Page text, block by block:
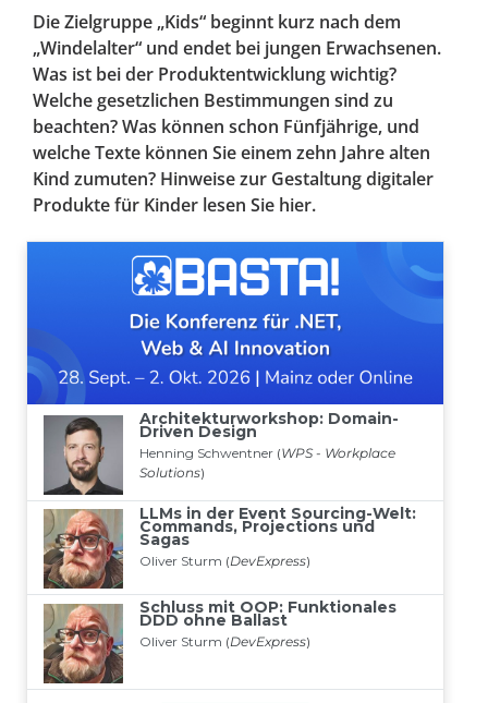
Die Zielgruppe „Kids“ beginnt kurz nach dem
„Windelalter“ und endet bei jungen Erwachsenen.
Was ist bei der Produktentwicklung wichtig?
Welche gesetzlichen Bestimmungen sind zu
beachten? Was können schon Fünfjährige, und
welche Texte können Sie einem zehn Jahre alten
Kind zumuten? Hinweise zur Gestaltung digitaler
Produkte für Kinder lesen Sie hier.